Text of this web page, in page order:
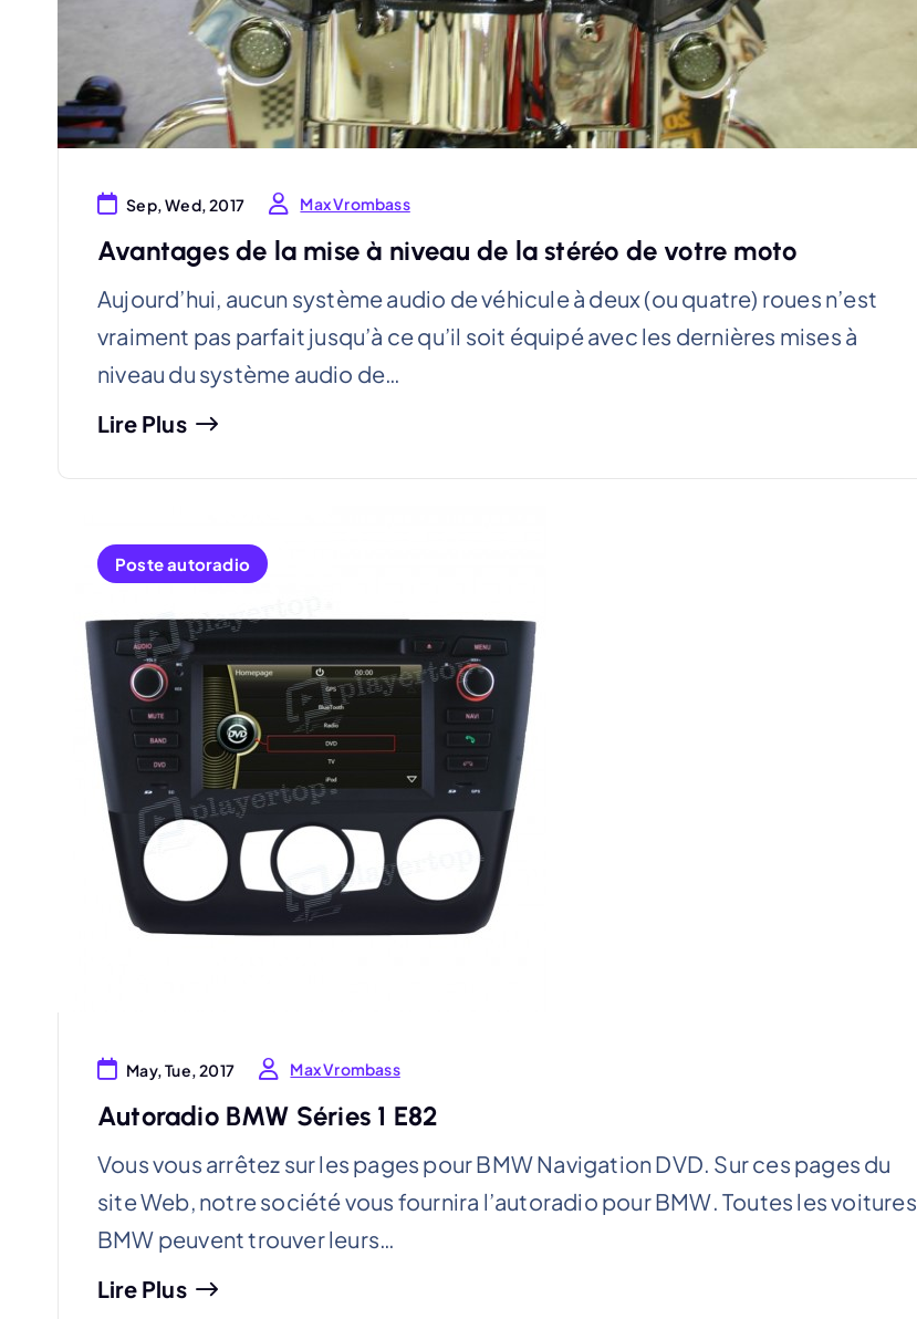
Sep, Wed, 2017 Max Vrombass
Avantages de la mise à niveau de la stéréo de votre moto
Aujourd’hui, aucun système audio de véhicule à deux (ou quatre) roues n’est
vraiment pas parfait jusqu’à ce qu’il soit équipé avec les dernières mises à
niveau du système audio de…
Lire Plus
Poste autoradio
May, Tue, 2017 Max Vrombass
Autoradio BMW Séries 1 E82
Vous vous arrêtez sur les pages pour BMW Navigation DVD. Sur ces pages du
site Web, notre société vous fournira l’autoradio pour BMW. Toutes les voitures
BMW peuvent trouver leurs…
Lire Plus